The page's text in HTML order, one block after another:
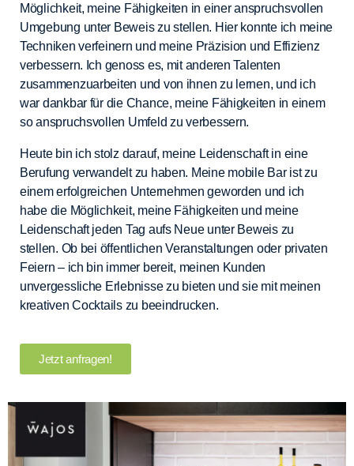
Möglichkeit, meine Fähigkeiten in einer anspruchsvollen
Umgebung unter Beweis zu stellen. Hier konnte ich meine
Techniken verfeinern und meine Präzision und Effizienz
verbessern. Ich genoss es, mit anderen Talenten
zusammenzuarbeiten und von ihnen zu lernen, und ich
war dankbar für die Chance, meine Fähigkeiten in einem
so anspruchsvollen Umfeld zu verbessern.
Heute bin ich stolz darauf, meine Leidenschaft in eine
Berufung verwandelt zu haben. Meine mobile Bar ist zu
einem erfolgreichen Unternehmen geworden und ich
habe die Möglichkeit, meine Fähigkeiten und meine
Leidenschaft jeden Tag aufs Neue unter Beweis zu
stellen. Ob bei öffentlichen Veranstaltungen oder privaten
Feiern – ich bin immer bereit, meinen Kunden
unvergessliche Erlebnisse zu bieten und sie mit meinen
kreativen Cocktails zu beeindrucken.
Jetzt anfragen!